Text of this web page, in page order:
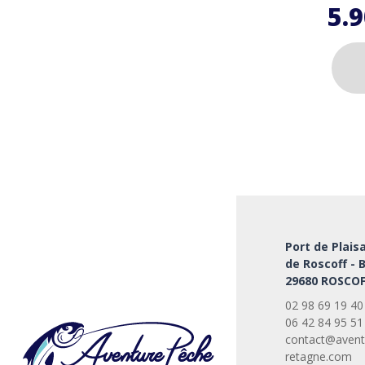
être
sur
la
page
du
produit
Port de
de Roscoff -
29680
02 98 69 19 40
06 42 84 95 51
retagne.com